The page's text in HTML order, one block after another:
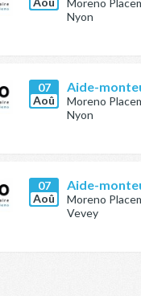
Moreno
Nyon
07
Aoû
Aide-
Moreno
Nyon
07
Aoû
Aide-
Moreno
Vevey